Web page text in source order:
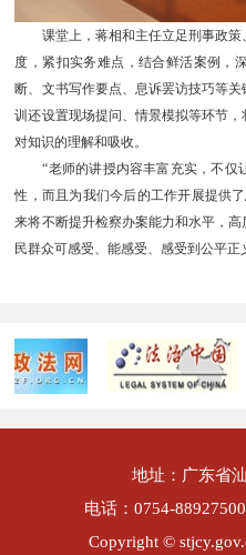
课堂上，蒋相和主任立足刑事政
度，紧扣实务难点，结合鲜活案例，
断、文书写作要点、息诉罢访技巧等
训还设置现场提问、情景模拟等环节
对知识的理解和吸收。
“老师的讲授内容丰富充实，不仅
性，而且为我们今后的工作开展提供
来将不断提升检察办案能力和水平，
民群众可感受、能感受、感受到公平正
地址：广东省
电话：0754-
Copyright ©